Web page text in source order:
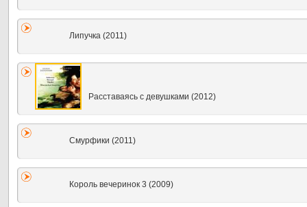
Липучка (2011)
Расставаясь с девушками (2012)
Смурфики (2011)
Король вечеринок 3 (2009)